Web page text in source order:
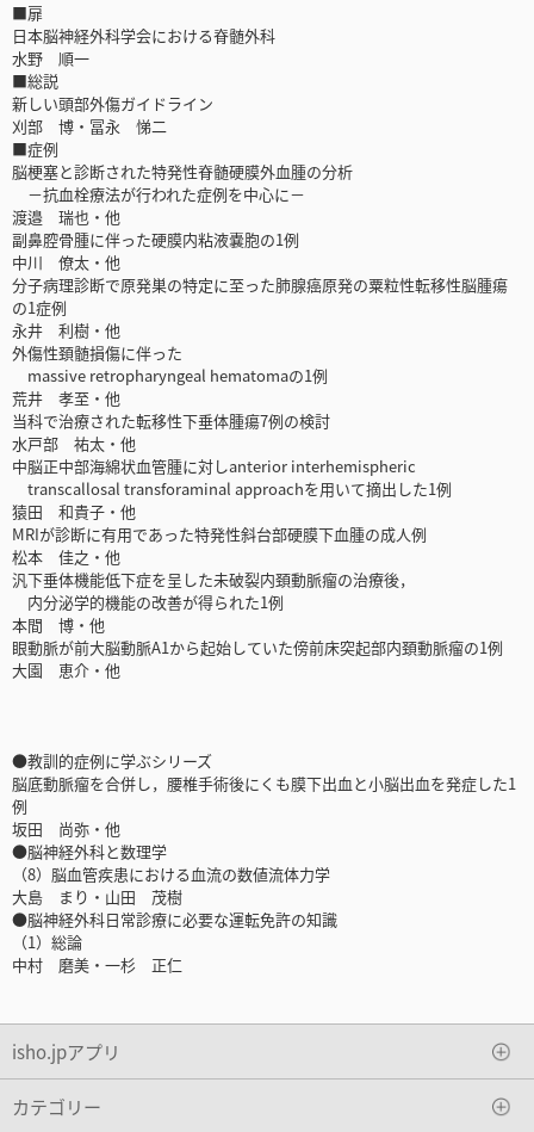
■扉
日本脳神経外科学会における脊髄外科
水野 順一
■総説
新しい頭部外傷ガイドライン
刈部 博・冨永 悌二
■症例
脳梗塞と診断された特発性脊髄硬膜外血腫の分析
－抗血栓療法が行われた症例を中心に－
渡邉 瑞也・他
副鼻腔骨腫に伴った硬膜内粘液嚢胞の1例
中川 僚太・他
分子病理診断で原発巣の特定に至った肺腺癌原発の粟粒性転移性脳腫瘍
の1症例
永井 利樹・他
外傷性頚髄損傷に伴った
massive retropharyngeal hematomaの1例
荒井 孝至・他
当科で治療された転移性下垂体腫瘍7例の検討
水戸部 祐太・他
中脳正中部海綿状血管腫に対しanterior interhemispheric
transcallosal transforaminal approachを用いて摘出した1例
猿田 和貴子・他
MRIが診断に有用であった特発性斜台部硬膜下血腫の成人例
松本 佳之・他
汎下垂体機能低下症を呈した未破裂内頚動脈瘤の治療後，
内分泌学的機能の改善が得られた1例
本間 博・他
眼動脈が前大脳動脈A1から起始していた傍前床突起部内頚動脈瘤の1例
大園 恵介・他
●教訓的症例に学ぶシリーズ
脳底動脈瘤を合併し，腰椎手術後にくも膜下出血と小脳出血を発症した1
例
坂田 尚弥・他
●脳神経外科と数理学
（8）脳血管疾患における血流の数値流体力学
大島 まり・山田 茂樹
●脳神経外科日常診療に必要な運転免許の知識
（1）総論
中村 磨美・一杉 正仁
isho.jpアプリ
カテゴリー